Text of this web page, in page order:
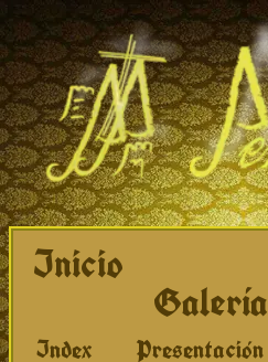
Inicio
Galería
Index Presentación